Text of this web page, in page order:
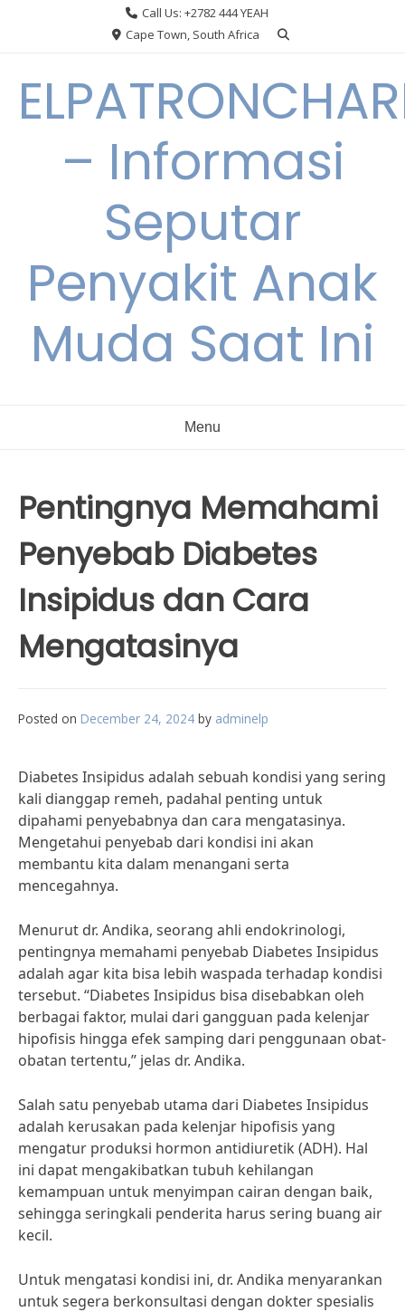
Call Us: +2782 444 YEAH
Cape Town, South Africa
– Informasi
Seputar
Penyakit Anak
Muda Saat Ini
Menu
Pentingnya Memahami
Penyebab Diabetes
Insipidus dan Cara
Mengatasinya
Posted on December 24, 2024 by adminelp
Diabetes Insipidus adalah sebuah kondisi yang sering
kali dianggap remeh, padahal penting untuk
dipahami penyebabnya dan cara mengatasinya.
Mengetahui penyebab dari kondisi ini akan
membantu kita dalam menangani serta
mencegahnya.
Menurut dr. Andika, seorang ahli endokrinologi,
pentingnya memahami penyebab Diabetes Insipidus
adalah agar kita bisa lebih waspada terhadap kondisi
tersebut. “Diabetes Insipidus bisa disebabkan oleh
berbagai faktor, mulai dari gangguan pada kelenjar
hipofisis hingga efek samping dari penggunaan obat-
obatan tertentu,” jelas dr. Andika.
Salah satu penyebab utama dari Diabetes Insipidus
adalah kerusakan pada kelenjar hipofisis yang
mengatur produksi hormon antidiuretik (ADH). Hal
ini dapat mengakibatkan tubuh kehilangan
kemampuan untuk menyimpan cairan dengan baik,
sehingga seringkali penderita harus sering buang air
kecil.
Untuk mengatasi kondisi ini, dr. Andika menyarankan
untuk segera berkonsultasi dengan dokter spesialis